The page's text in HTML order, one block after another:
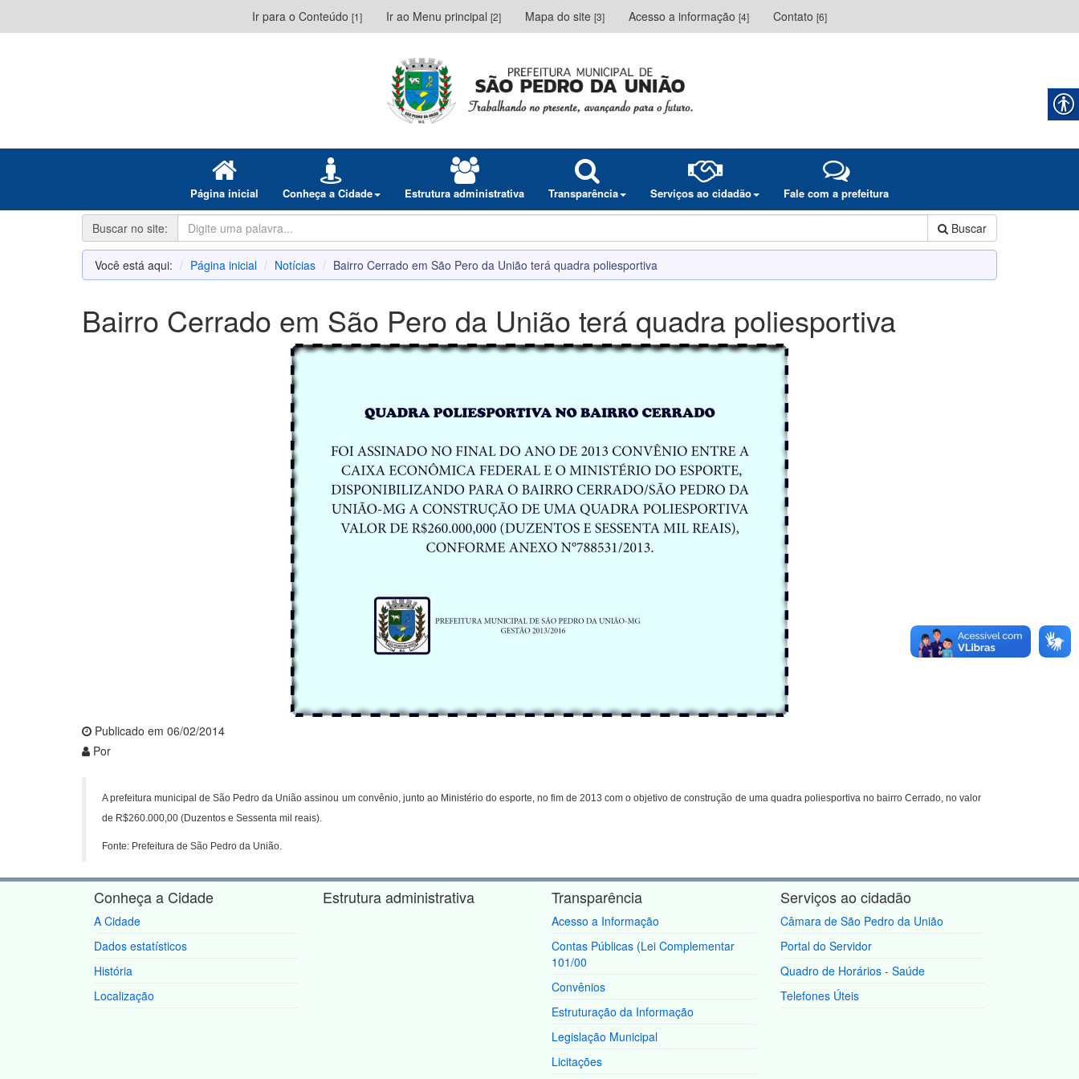
Ir para o Conteúdo [1] Ir ao Menu principal [2] Mapa do site [3] Acesso a informação [4] Contato [6]
Página inicial Conheça a Cidade Estrutura administrativa Transparência Serviços ao cidadão Fale com a prefeitura
Buscar no site: Buscar
Você está aqui: Página inicial Notícias Bairro Cerrado em São Pero da União terá quadra poliesportiva
Bairro Cerrado em São Pero da União terá quadra poliesportiva
Publicado em 06/02/2014
Por
A prefeitura municipal de São Pedro da União assinou um convênio, junto ao Ministério do esporte, no fim de 2013 com o objetivo de construção de uma quadra poliesportiva no bairro Cerrado, no valor
de R$260.000,00 (Duzentos e Sessenta mil reais).
Fonte: Prefeitura de São Pedro da União.
Conheça a Cidade
A Cidade
Dados estatísticos
História
Localização
Estrutura administrativa Transparência
Acesso a Informação
Contas Públicas (Lei Complementar
101/00
Convênios
Estruturação da Informação
Legislação Municipal
Licitações
Serviços ao cidadão
Câmara de São Pedro da União
Portal do Servidor
Quadro de Horários - Saúde
Telefones Úteis